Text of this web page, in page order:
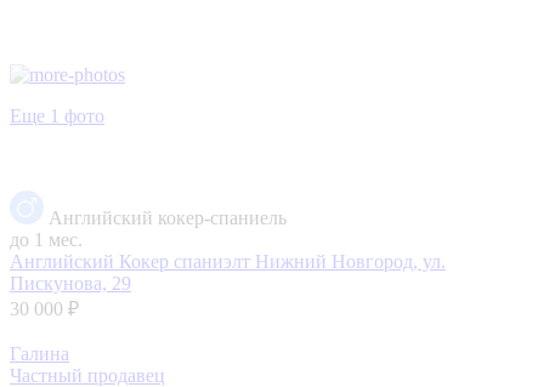
Еще 1 фото
Английский кокер-спаниель
до 1 мес.
Английский Кокер спаниэлт Нижний Новгород, ул.
Пискунова, 29
30 000 ₽
Галина
Частный продавец